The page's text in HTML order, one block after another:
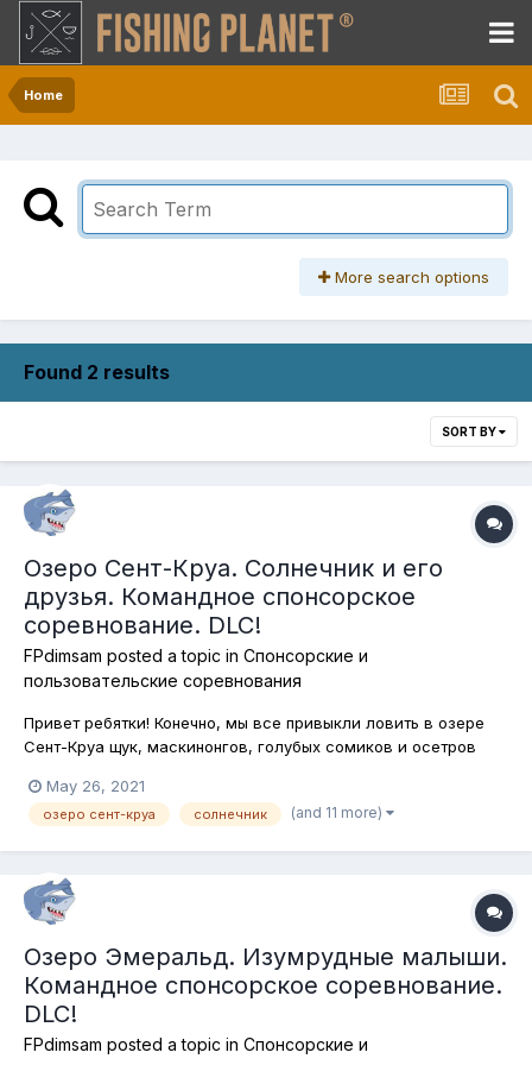
Home
More search options
Found 2 results
SORT BY
Озеро Сент-Круа. Солнечник и его
друзья. Командное спонсорское
соревнование. DLC!
FPdimsam posted a topic in Спонсорские и
пользовательские соревнования
Привет ребятки! Конечно, мы все привыкли ловить в озере
Сент-Круа щук, маскинонгов, голубых сомиков и осетров
Сегодня в программе - солнечник и его друзья. Ловим без
ограничений на любые снасти и наживки. Подставки для
May 26, 2021
озеро сент-круа солнечник (and 11 more)
Озеро Эмеральд. Изумрудные малыши.
Командное спонсорское соревнование.
DLC!
FPdimsam posted a topic in Спонсорские и